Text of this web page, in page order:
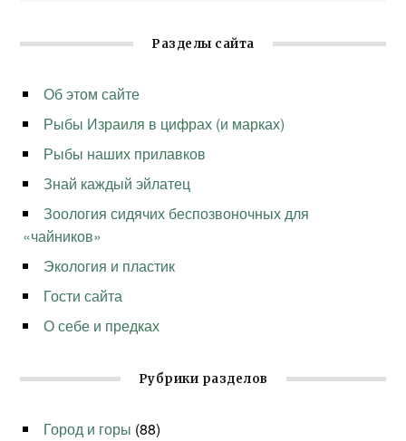
Разделы сайта
Об этом сайте
Рыбы Израиля в цифрах (и марках)
Рыбы наших прилавков
Знай каждый эйлатец
Зоология сидячих беспозвоночных для
«чайников»
Экология и пластик
Гости сайта
О себе и предках
Рубрики разделов
Город и горы (88)